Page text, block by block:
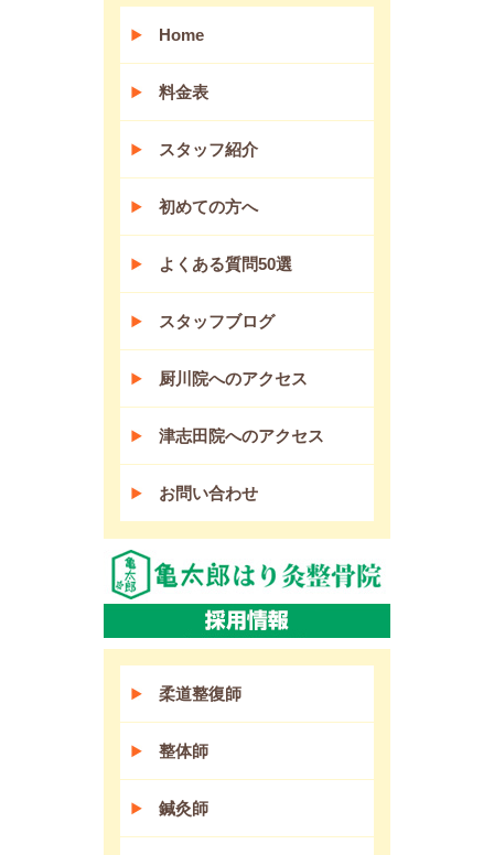
Home
料金表
スタッフ紹介
初めての方へ
よくある質問50選
スタッフブログ
厨川院へのアクセス
津志田院へのアクセス
お問い合わせ
柔道整復師
整体師
鍼灸師